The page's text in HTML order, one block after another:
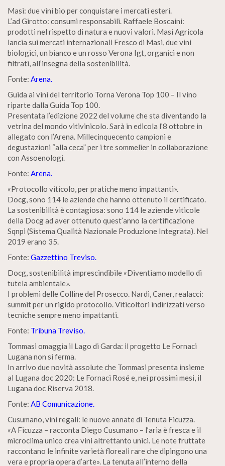
Masi: due vini bio per conquistare i mercati esteri.
L’ad Girotto: consumi responsabili. Raffaele Boscaini:
prodotti nel rispetto di natura e nuovi valori. Masi Agricola
lancia sui mercati internazionali Fresco di Masi, due vini
biologici, un bianco e un rosso Verona Igt, organici e non
filtrati, all’insegna della sostenibilità.
Fonte: Arena.
Guida ai vini del territorio Torna Verona Top 100 – Il vino
riparte dalla Guida Top 100.
Presentata l’edizione 2022 del volume che sta diventando la
vetrina del mondo vitivinicolo. Sarà in edicola l’8 ottobre in
allegato con l’Arena. Millecinquecento campioni e
degustazioni “alla ceca” per i tre sommelier in collaborazione
con Assoenologi.
Fonte: Arena.
«Protocollo viticolo, per pratiche meno impattanti».
Docg, sono 114 le aziende che hanno ottenuto il certificato.
La sostenibilità è contagiosa: sono 114 le aziende viticole
della Docg ad aver ottenuto quest’anno la certificazione
Sqnpi (Sistema Qualità Nazionale Produzione Integrata). Nel
2019 erano 35.
Fonte: Gazzettino Treviso.
Docg, sostenibilità imprescindibile «Diventiamo modello di
tutela ambientale».
I problemi delle Colline del Prosecco. Nardi, Caner, realacci:
summit per un rigido protocollo. Viticoltori indirizzati verso
tecniche sempre meno impattanti.
Fonte: Tribuna Treviso.
Tommasi omaggia il Lago di Garda: il progetto Le Fornaci
Lugana non si ferma.
In arrivo due novità assolute che Tommasi presenta insieme
al Lugana doc 2020: Le Fornaci Rosé e, nei prossimi mesi, il
Lugana doc Riserva 2018.
Fonte: AB Comunicazione.
Cusumano, vini regali: le nuove annate di Tenuta Ficuzza.
«A Ficuzza – racconta Diego Cusumano – l’aria è fresca e il
microclima unico crea vini altrettanto unici. Le note fruttate
raccontano le infinite varietà floreali rare che dipingono una
vera e propria opera d’arte». La tenuta all’interno della